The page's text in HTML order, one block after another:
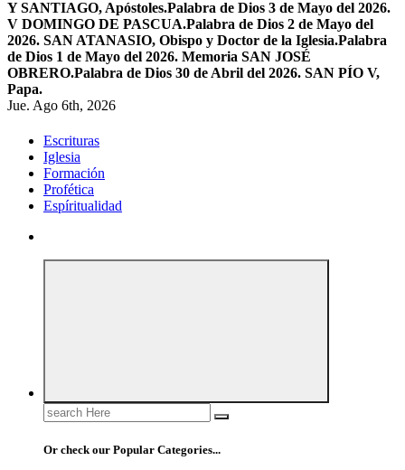
Y SANTIAGO, Apóstoles.Palabra de Dios 3 de Mayo del 2026.
V DOMINGO DE PASCUA.Palabra de Dios 2 de Mayo del
2026. SAN ATANASIO, Obispo y Doctor de la Iglesia.Palabra
de Dios 1 de Mayo del 2026. Memoria SAN JOSÉ
OBRERO.Palabra de Dios 30 de Abril del 2026. SAN PÍO V,
Papa.
Jue. Ago 6th, 2026
Escrituras
Iglesia
Formación
Profética
Espíritualidad
Search
for:
Or check our Popular Categories...